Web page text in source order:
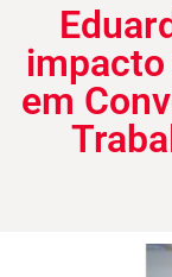
impacto
em